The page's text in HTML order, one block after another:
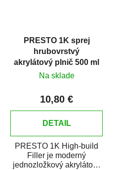
PRESTO 1K sprej
hrubovrstvý
akrylátový plnič 500 ml
Na sklade
10,80 €
DETAIL
PRESTO 1K High-build
Filler je moderný
jednozložkový akrylátový